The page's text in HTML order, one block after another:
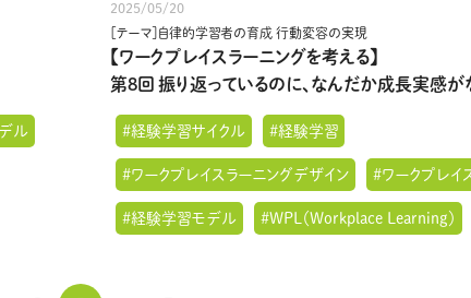
ル
2025/05/20
［テーマ］自律的学習者の育成 行動変容の実現
【ワークプレイスラーニングを考える】
第8回 振り返っているのに、なんだか成長実感が
#経験学習サイクル #経験学習
#ワークプレイスラーニングデザイン #ワークプレイ
#経験学習モデル #WPL（Workplace Learning）